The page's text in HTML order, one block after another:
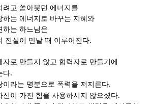
려고 쏟아붓던 에너지를
하는 에너지로 바꾸는 지혜와
하는 하느님은
진실이 만날 때 이루어진다.
로 만들지 않고 협력자로 만들기에
다.
이라는 명분으로 폭력을 저지른다.
신이 가진 힘을 사용하시지 않으셨다.